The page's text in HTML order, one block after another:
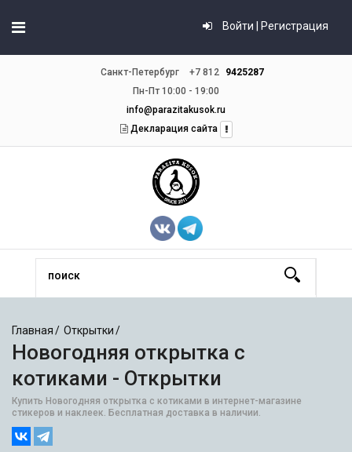
Войти | Регистрация
Санкт-Петербург +7 812
9425287
Пн-Пт 10:00 - 19:00
info@parazitakusok.ru
Декларация сайта
Главная Открытки
Новогодняя открытка с
котиками - Открытки
Купить Новогодняя открытка с котиками в интернет-магазине
стикеров и наклеек. Бесплатная доставка в наличии.